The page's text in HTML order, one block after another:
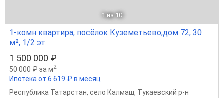
1 из 10
1-комн квартира, посёлок Куземетьево,дом 72, 30
м², 1/2 эт.
1 500 000 ₽
50 000 ₽ за м2
Ипотека от 6 619 ₽ в месяц
Республика Татарстан, село Калмаш, Тукаевский р-н